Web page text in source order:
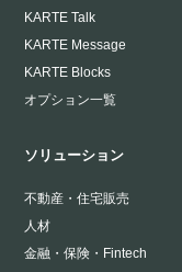
KARTE Talk
KARTE Message
KARTE Blocks
オプション一覧
ソリューション
不動産・住宅販売
人材
金融・保険・Fintech